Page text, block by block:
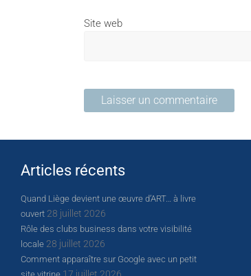
Site web
Articles récents
Quand Liège devient une œuvre d’ART… à livre
ouvert 28 juillet 2026
Rôle des clubs business dans votre visibilité
locale 28 juillet 2026
Comment apparaître sur Google avec un petit